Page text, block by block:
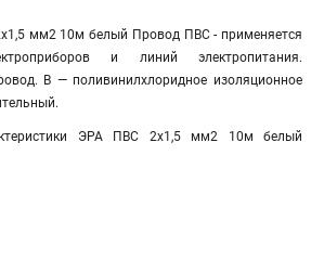
мм2 10м белый Провод ПВС - применяется
и линий электропитания.
В — поливинилхлоридное изоляционное
ЭРА ПВС 2x1,5 мм2 10м белый